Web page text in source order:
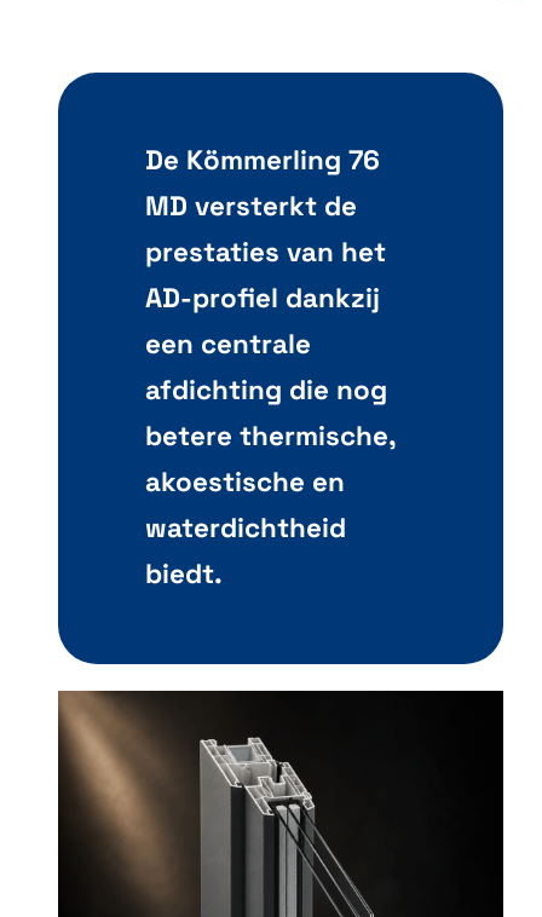
De Kömmerling 76
MD versterkt de
prestaties van het
AD-profiel dankzij
een centrale
afdichting die nog
betere thermische,
akoestische en
waterdichtheid
biedt.